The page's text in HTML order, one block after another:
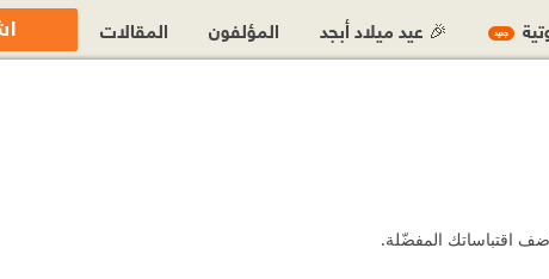
اقتباساتك المفضّلة.
جديد 🎉 عيد ميلاد أبجد المؤلفون المقالات